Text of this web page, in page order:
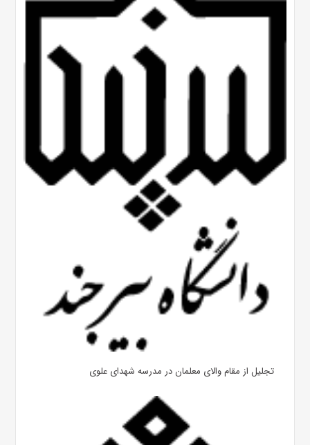
تجلیل از مقام والای معلمان در مدرسه شهدای علوی